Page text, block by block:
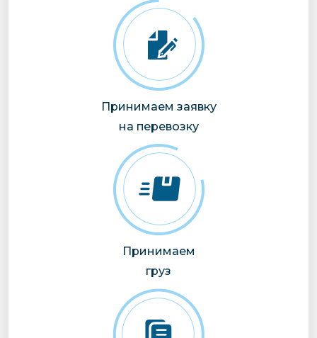
Принимаем заявку
на перевозку
Принимаем
груз